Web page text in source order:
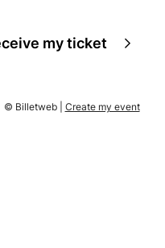
my ticket
© Billetweb | Create my event